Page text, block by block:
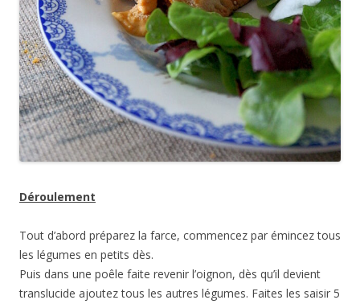
Déroulement
Tout d’abord préparez la farce, commencez par émincez tous
les légumes en petits dès.
Puis dans une poêle faite revenir l’oignon, dès qu’il devient
translucide ajoutez tous les autres légumes. Faites les saisir 5